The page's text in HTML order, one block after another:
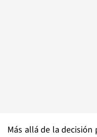
Más allá de la